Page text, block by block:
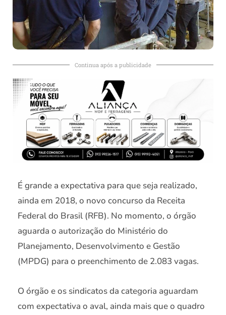
Continua após a publicidade
É grande a expectativa para que seja realizado,
ainda em 2018, o novo concurso da Receita
Federal do Brasil (RFB). No momento, o órgão
aguarda o autorização do Ministério do
Planejamento, Desenvolvimento e Gestão
(MPDG) para o preenchimento de 2.083 vagas.
O órgão e os sindicatos da categoria aguardam
com expectativa o aval, ainda mais que o quadro